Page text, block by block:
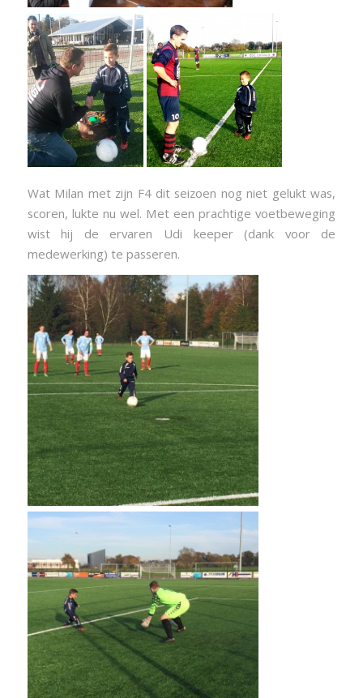
Wat Milan met zijn F4 dit seizoen nog niet gelukt was,
scoren, lukte nu wel. Met een prachtige voetbeweging
wist hij de ervaren Udi keeper (dank voor de
medewerking) te passeren.